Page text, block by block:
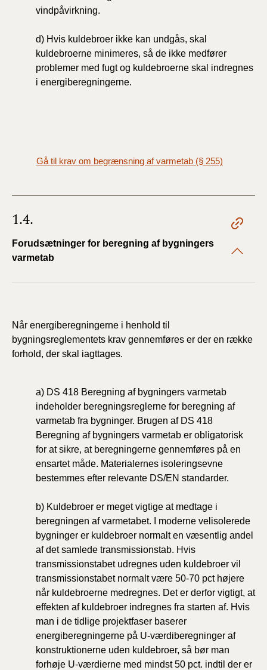
vindpåvirkning.
d) Hvis kuldebroer ikke kan undgås, skal
kuldebroerne minimeres, så de ikke medfører
problemer med fugt og kuldebroerne skal indregnes
i energiberegningerne.
Gå til krav om begrænsning af varmetab (§ 255)
1.4.
Forudsætninger for beregning af bygningers
varmetab
Når energiberegningerne i henhold til
bygningsreglementets krav gennemføres er der en række
forhold, der skal iagttages.
a) DS 418 Beregning af bygningers varmetab
indeholder beregningsreglerne for beregning af
varmetab fra bygninger. Brugen af DS 418
Beregning af bygningers varmetab er obligatorisk
for at sikre, at beregningerne gennemføres på en
ensartet måde. Materialernes isoleringsevne
bestemmes efter relevante DS/EN standarder.
b) Kuldebroer er meget vigtige at medtage i
beregningen af varmetabet. I moderne velisolerede
bygninger er kuldebroer normalt en væsentlig andel
af det samlede transmissionstab. Hvis
transmissionstabet udregnes uden kuldebroer vil
transmissionstabet normalt være 50-70 pct højere
når kuldebroerne medregnes. Det er derfor vigtigt, at
effekten af kuldebroer indregnes fra starten af. Hvis
man i de tidlige projektfaser baserer
energiberegningerne på U-værdiberegninger af
konstruktionerne uden kuldebroer, så bør man
forhøje U-værdierne med mindst 50 pct. indtil der er